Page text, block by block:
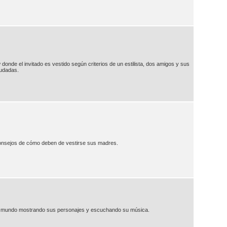
el invitado es vestido según criterios de un estilista, dos amigos y sus
de cómo deben de vestirse sus madres.
mostrando sus personajes y escuchando su música.